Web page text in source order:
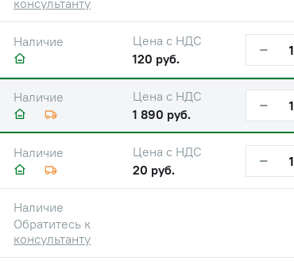
консультанту
Наличие
Цена с НДС
120 руб.
−
Наличие
Цена с НДС
1 890 руб.
−
Наличие
Цена с НДС
20 руб.
−
Наличие
Обратитесь к
консультанту